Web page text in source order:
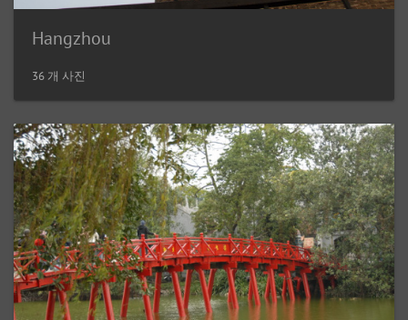
Hangzhou
36 개 사진